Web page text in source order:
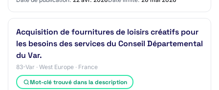
Acquisition de fournitures de loisirs créatifs pour
les besoins des services du Conseil Départemental
du Var.
83-Var · West Europe · France
Mot-clé trouvé dans la description